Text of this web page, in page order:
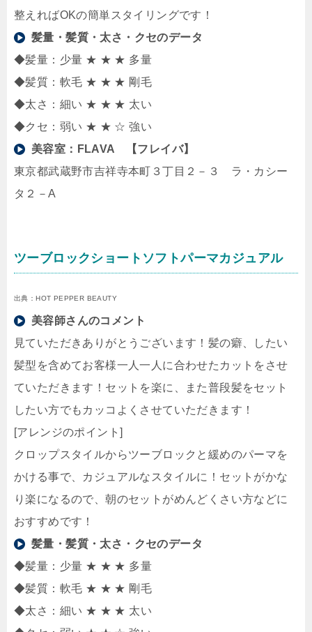
整えればOKの簡単スタイリングです！
髪量・髪質・太さ・クセのデータ
◆髪量：少量 ★ ★ ★ 多量
◆髪質：軟毛 ★ ★ ★ 剛毛
◆太さ：細い ★ ★ ★ 太い
◆クセ：弱い ★ ★ ☆ 強い
美容室： FLAVA 【フレイバ】
東京都武蔵野市吉祥寺本町３丁目２－３ ラ・カシー
タ２－A
ツーブロックショートソフトパーマカジュアル
出典：HOT PEPPER BEAUTY
美容師さんのコメント
見ていただきありがとうございます！髪の癖、したい
髪型を含めてお客様一人一人に合わせたカットをさせ
ていただきます！セットを楽に、また普段髪をセット
したい方でもカッコよくさせていただきます！
[アレンジのポイント]
クロップスタイルからツーブロックと緩めのパーマを
かける事で、カジュアルなスタイルに！セットがかな
り楽になるので、朝のセットがめんどくさい方などに
おすすめです！
髪量・髪質・太さ・クセのデータ
◆髪量：少量 ★ ★ ★ 多量
◆髪質：軟毛 ★ ★ ★ 剛毛
◆太さ：細い ★ ★ ★ 太い